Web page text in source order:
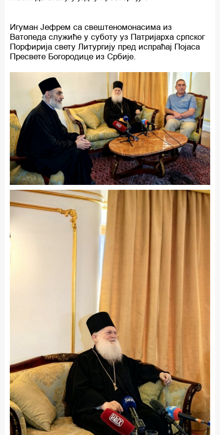
Игуман Јефрем са свештеномонасима из
Ватопеда служиће у суботу уз Патријарха српског
Порфирија свету Литургију пред испраћај Појаса
Пресвете Богородице из Србије.